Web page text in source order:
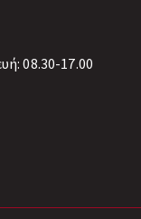
08.30-17.00